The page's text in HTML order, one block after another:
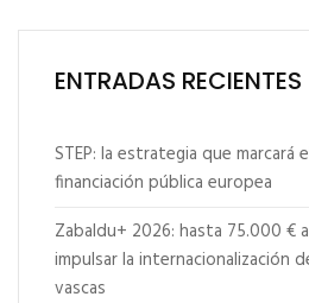
ENTRADAS RECIENTES
STEP: la estrategia que marcará
financiación pública europea
Zabaldu+ 2026: hasta 75.000 €
impulsar la internacionalización
vascas